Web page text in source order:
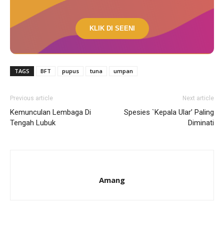
KLIK DI SEENI
TAGS BFT pupus tuna umpan
Previous article
Kemunculan Lembaga Di
Tengah Lubuk
Next article
Spesies `Kepala Ular’ Paling
Diminati
Amang